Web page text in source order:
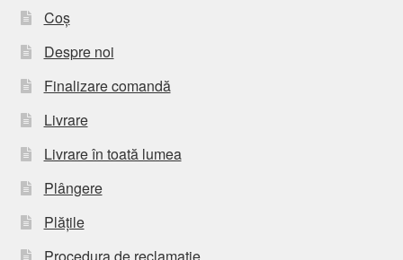
Coș
Despre noi
Finalizare comandă
Livrare
Livrare în toată lumea
Plângere
Plățile
Procedura de reclamație